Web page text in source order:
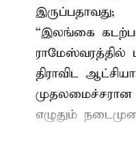
இருப்பதாவது;
“இலங்கை
திராவிட
முதலமைச்சரான
எழுதும்